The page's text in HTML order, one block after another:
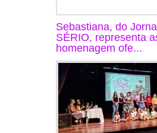
Sebastiana, do
SÉRIO, representa
homenagem ofe...